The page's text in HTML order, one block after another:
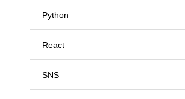
Python
React
SNS